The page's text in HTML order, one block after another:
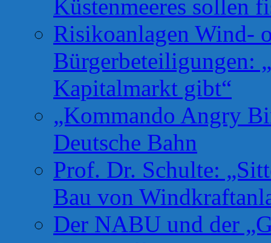
Küstenmeeres sollen
Risikoanlagen Wind-
Bürgerbeteiligungen:
Kapitalmarkt gibt“
„Kommando Angry
Deutsche Bahn
Prof. Dr. Schulte:
Bau von
Der NABU und der